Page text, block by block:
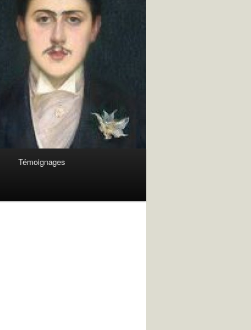
Témoignages